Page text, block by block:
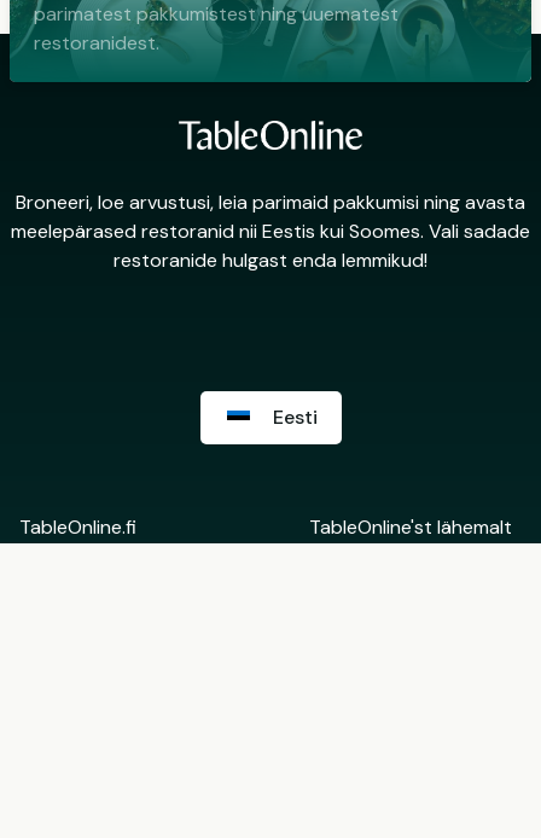
parimatest pakkumistest ning uuematest
restoranidest.
Broneeri, loe arvustusi, leia parimaid pakkumisi ning avasta
meelepärased restoranid nii Eestis kui Soomes. Vali sadade
restoranide hulgast enda lemmikud!
Eesti
TableOnline.fi
TableOnline'st lähemalt